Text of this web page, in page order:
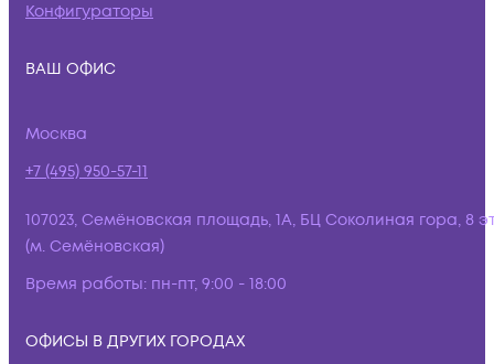
Конфигураторы
ВАШ ОФИС
Москва
+7 (495) 950-57-11
107023, Семёновская площадь, 1А, БЦ Соколиная гора, 8
(м. Семёновская)
Время работы: пн-пт, 9:00 - 18:00
ОФИСЫ В ДРУГИХ ГОРОДАХ